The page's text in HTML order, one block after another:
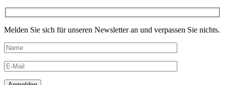
Melden Sie sich für unseren Newsletter an und verpassen Sie nichts.